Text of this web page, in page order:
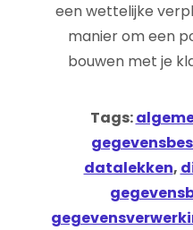
een wettelijke
manier om een
bouwen met je
Tags:
datalekken,